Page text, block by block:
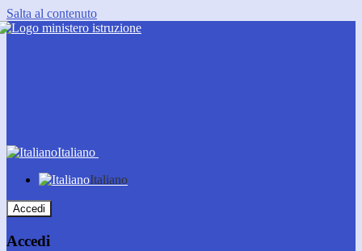
Salta al contenuto
Italiano
Italiano
Accedi
Accedi